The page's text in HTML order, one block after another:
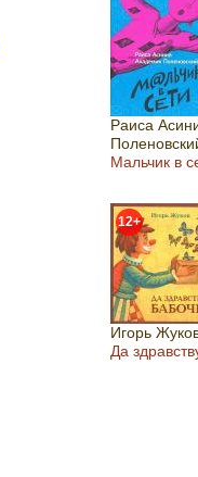
Раиса
Мальчик в
12+
Игорь
Да